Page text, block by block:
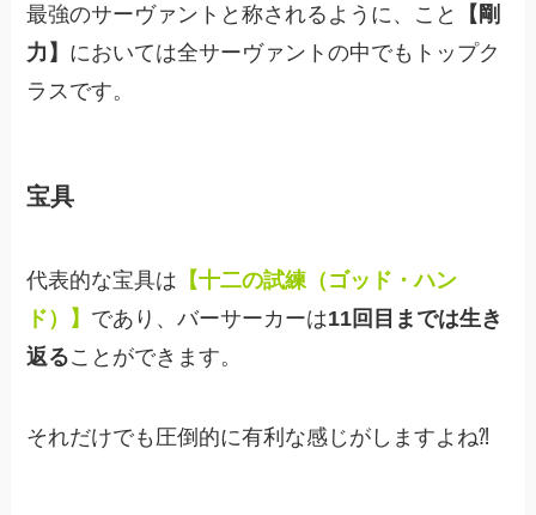
最強のサーヴァントと称されるように、こと
【剛
力】 においては全サーヴァントの中でもトップク
ラスです。
宝具
代表的な宝具は 【十二の試練（ゴッド・ハン
ド）】 であり、バーサーカーは11回目までは生き
返ることができます。
それだけでも圧倒的に有利な感じがしますよね⁈